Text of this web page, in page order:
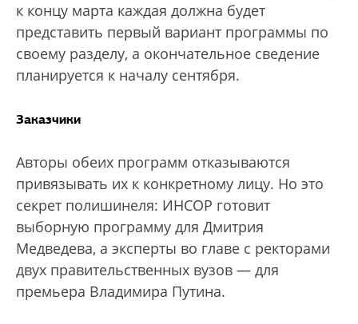
к концу марта каждая должна будет
представить первый вариант программы по
своему разделу, а окончательное сведение
планируется к началу сентября.
Заказчики
Авторы обеих программ отказываются
привязывать их к конкретному лицу. Но это
секрет полишинеля: ИНСОР готовит
выборную программу для Дмитрия
Медведева, а эксперты во главе с ректорами
двух правительственных вузов — для
премьера Владимира Путина.